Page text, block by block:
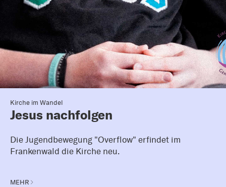
Kirche im Wandel
Jesus nachfolgen
Die Jugendbewegung "Overflow" erfindet im
Frankenwald die Kirche neu.
MEHR